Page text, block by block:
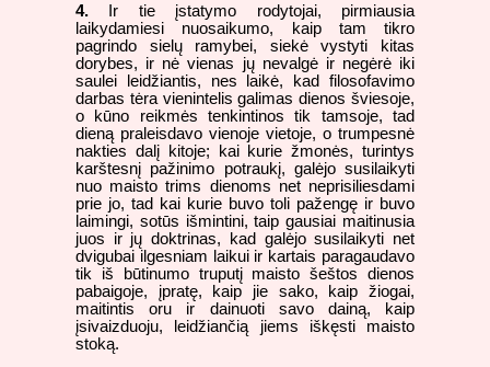
4. Ir tie įstatymo rodytojai, pirmiausia
laikydamiesi nuosaikumo, kaip tam tikro
pagrindo sielų ramybei, siekė vystyti kitas
dorybes, ir nė vienas jų nevalgė ir negėrė iki
saulei leidžiantis, nes laikė, kad filosofavimo
darbas tėra vienintelis galimas dienos šviesoje,
o kūno reikmės tenkintinos tik tamsoje, tad
dieną praleisdavo vienoje vietoje, o trumpesnė
nakties dalį kitoje; kai kurie žmonės, turintys
karštesnį pažinimo potraukį, galėjo susilaikyti
nuo maisto trims dienoms net neprisiliesdami
prie jo, tad kai kurie buvo toli pažengę ir buvo
laimingi, sotūs išmintini, taip gausiai maitinusia
juos ir jų doktrinas, kad galėjo susilaikyti net
dvigubai ilgesniam laikui ir kartais paragaudavo
tik iš būtinumo truputį maisto šeštos dienos
pabaigoje, įpratę, kaip jie sako, kaip žiogai,
maitintis oru ir dainuoti savo dainą, kaip
įsivaizduoju, leidžiančią jiems iškęsti maisto
stoką.